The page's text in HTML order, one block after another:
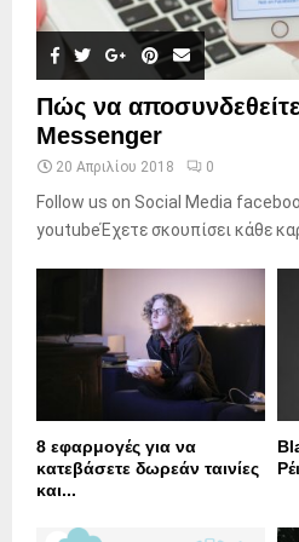
Πώς να
Messenger
20 Απριλίου 2018 0
Follow us on Social Media
youtubeΈχετε σκουπίσει κάθε
8 εφαρμογές για να
κατεβάσετε δωρεάν ταινίες
και...